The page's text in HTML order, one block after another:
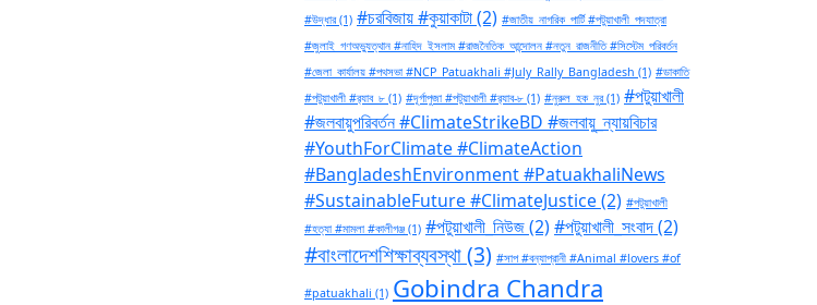
#উদ্ধার(1) #চরবিজায় #কুয়াকাটা(2) #জাতীয়_নাগরিক_পার্টি #পটুয়াখালী_পদযাত্রা
#জুলাই_গণঅভ্যুত্থান #নাহিদ_ইসলাম #রাজনৈতিক_আন্দোলন #নতুন_রাজনীতি #সিস্টেম_পরিবর্তন
#জেলা_কার্যালয় #পথসভা #NCP_Patuakhali #July_Rally_Bangladesh (1) #ডাকাতি
#পটুয়াখালী #র‍্যাব_৮ (1) #দূর্গাপুজা #পটুয়াখালী #র‍্যাব-৮ (1) #নুরুল_হক_নুর(1) #পটুয়াখালী
#জলবায়ুপরিবর্তন #ClimateStrikeBD #জলবায়ু_ন্যায়বিচার
#YouthForClimate #ClimateAction
#BangladeshEnvironment #PatuakhaliNews
#SustainableFuture #ClimateJustice(2) #পটুয়াখালী
#হত্যা #মামলা #কালীগঞ্জ (1) #পটুয়াখালী_নিউজ(2) #পটুয়াখালী_সংবাদ(2)
#বাংলাদেশশিক্ষাব্যবস্থা(3) #সাপ #বন্যাপ্রানী #Animal #lovers #of
#patuakhali (1) Gobindra Chandra